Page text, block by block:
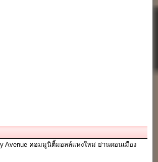
Avenue คอมมูนิตี้มอลล์แห่งใหม่ ย่านดอนเมือง